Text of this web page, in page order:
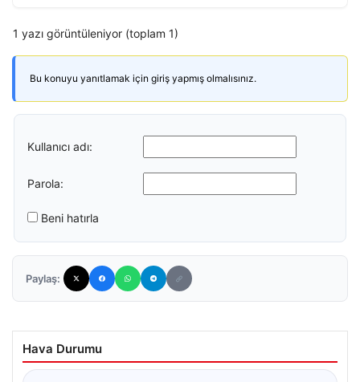
1 yazı görüntüleniyor (toplam 1)
Bu konuyu yanıtlamak için giriş yapmış olmalısınız.
Kullanıcı adı:
Parola:
Beni hatırla
Paylaş:
Hava Durumu